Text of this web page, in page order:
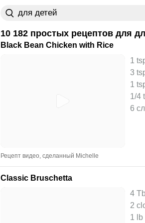
10 182 простых рецептов для
Black Bean Chicken with Rice
1
3
1
1/4
6
Рецепт видео, сделанный Michelle
Classic Bruschetta
4
2
1 lb